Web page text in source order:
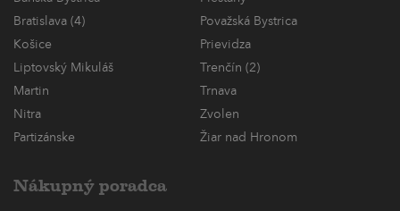
Bratislava (4)
Považská Bystrica
Košice
Prievidza
Liptovský Mikuláš
Trenčín (2)
Martin
Trnava
Nitra
Zvolen
Partizánske
Žiar nad Hronom
Nákupný poradca